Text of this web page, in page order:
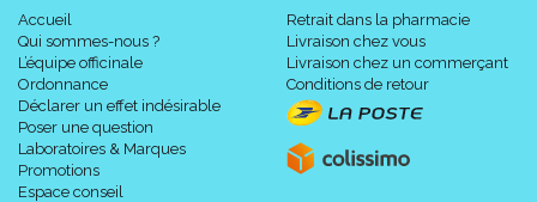
Chartre QUALITE :
Plantes BIO de haute qualité contrôlées.
Sans édulcorants, sans conservateur, sans alcool, sans
colorant (2), sans arôme de synthèse (2)
Accueil
Qui sommes-nous ?
L’équipe officinale
Ordonnance
Déclarer un effet indésirable
Poser une question
Laboratoires & Marques
Promotions
Espace conseil
Retrait dans la pharmacie
Livraison chez vous
Livraison chez un commerçant
Conditions de retour